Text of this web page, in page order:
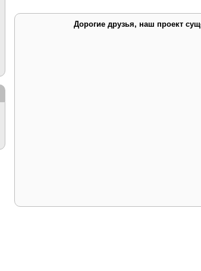
Дорогие друзья, наш проект